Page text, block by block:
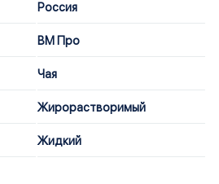
Россия
ВМ Про
Чая
Жирорастворимый
Жидкий